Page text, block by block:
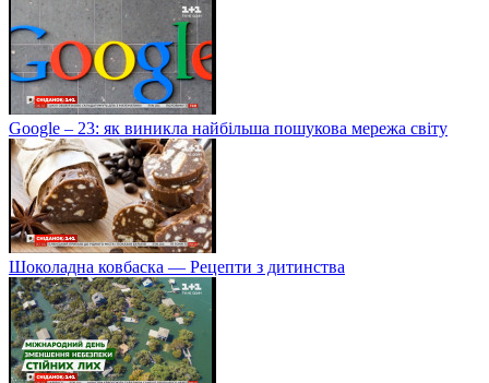
Google – 23: як виникла найбільша пошукова мережа світу
Шоколадна ковбаска — Рецепти з дитинства